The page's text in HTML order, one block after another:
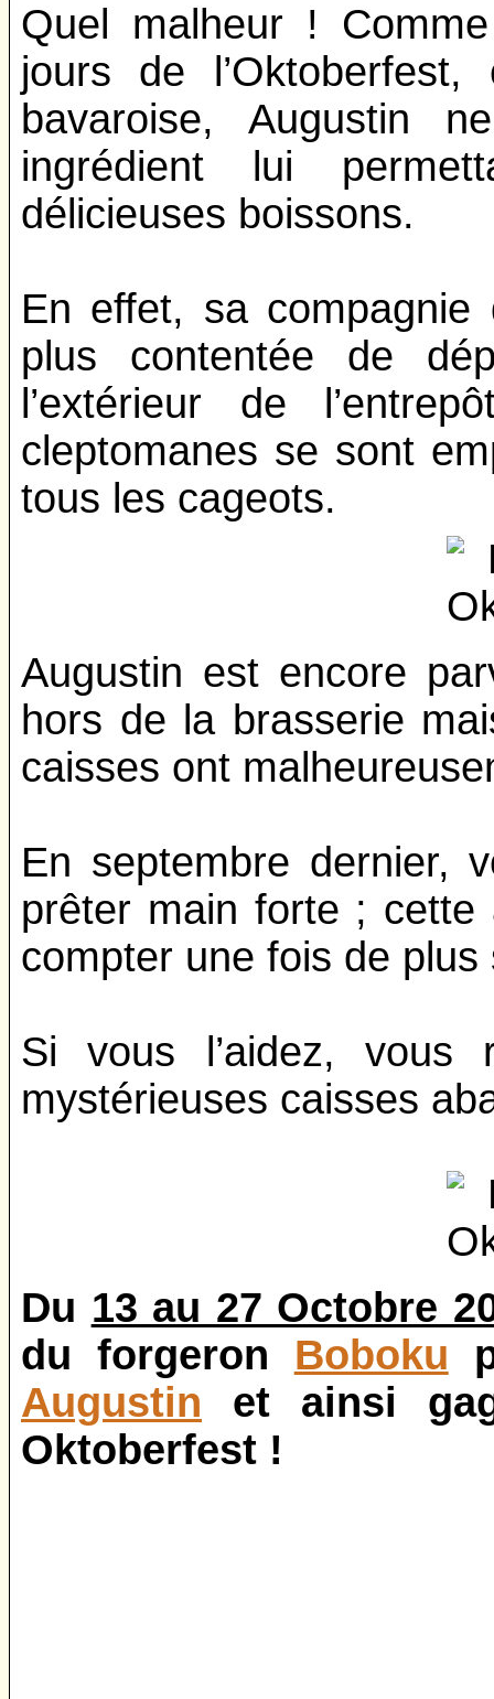
Quel malheur !
jours de
bavaroise, Augustin
ingrédient lui
délicieuses boissons.
En effet, sa compagnie
plus contentée de
l’extérieur de
cleptomanes se sont
tous les cageots.
Augustin est encore
hors de la brasserie
caisses ont
En septembre dernier,
prêter main forte ; cette
compter une fois de plus
Si vous l’aidez, vous
mystérieuses caisses
Du 13 au 27 Octobre
du forgeron Boboku
Augustin et ainsi
Oktoberfest !